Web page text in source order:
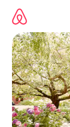
directement
contenu